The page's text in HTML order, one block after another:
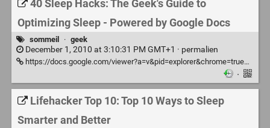
40 Sleep Hacks: The Geek's Guide to
Optimizing Sleep - Powered by Google Docs
sommeil · geek
December 1, 2010 at 3:10:31 PM GMT+1 · permalien
https://docs.google.com/viewer?a=v&pid=explorer&chrome=true&srcid=0B5GxXcNdPTayYTc4ZWFiY2EtMmVkNi00YmJkLTg0NmMtNzk3NTA0YTk4YjIz&hl=en&pli=1
·
Lifehacker Top 10: Top 10 Ways to Sleep
Smarter and Better